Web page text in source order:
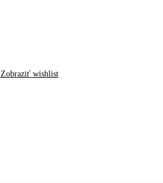
Zobraziť wishlist